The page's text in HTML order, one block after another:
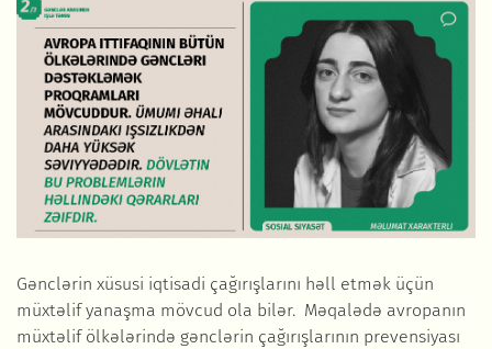
Gənclərin xüsusi iqtisadi çağırışlarını həll etmək üçün
müxtəlif yanaşma mövcud ola bilər. Məqalədə avropanın
müxtəlif ölkələrində gənclərin çağırışlarının prevensiyası